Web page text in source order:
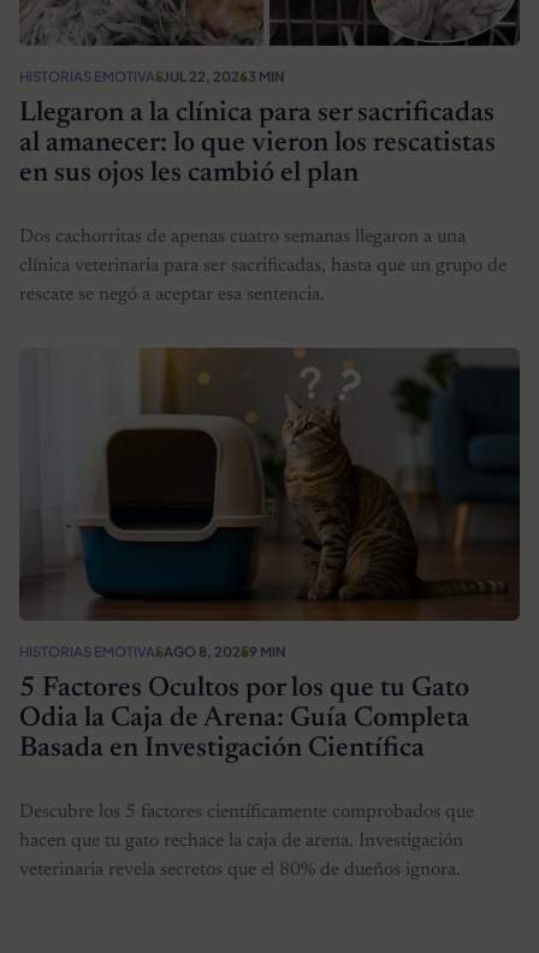
HISTORIAS EMOTIVASJUL 22, 20263 MIN
Llegaron a la clínica para ser sacrificadas
al amanecer: lo que vieron los rescatistas
en sus ojos les cambió el plan
Dos cachorritas de apenas cuatro semanas llegaron a una
clínica veterinaria para ser sacrificadas, hasta que un grupo de
rescate se negó a aceptar esa sentencia.
HISTORIAS EMOTIVASAGO 8, 20259 MIN
5 Factores Ocultos por los que tu Gato
Odia la Caja de Arena: Guía Completa
Basada en Investigación Científica
Descubre los 5 factores científicamente comprobados que
hacen que tu gato rechace la caja de arena. Investigación
veterinaria revela secretos que el 80% de dueños ignora.